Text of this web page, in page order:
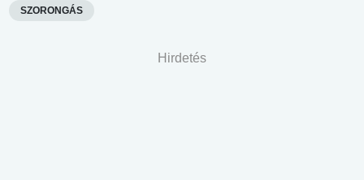
SZORONGÁS
Hirdetés